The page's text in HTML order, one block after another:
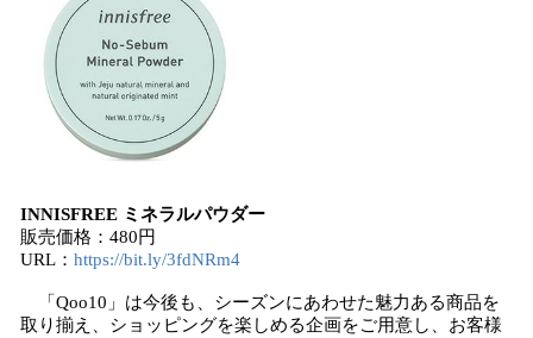
INNISFREE ミネラルパウダー
販売価格：480円
URL： https://bit.ly/3fdNRm4
「Qoo10」は今後も、シーズンにあわせた魅力ある商品を
取り揃え、ショッピングを楽しめる企画をご用意し、お客様